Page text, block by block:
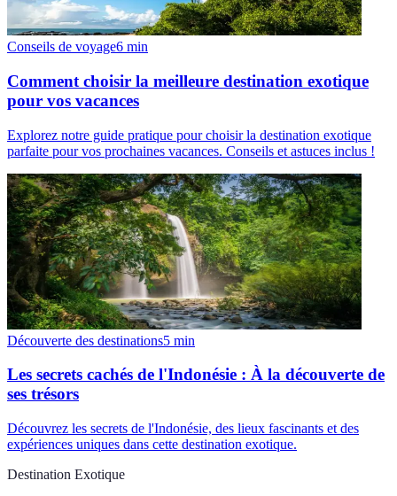
Conseils de voyage6 min
Comment choisir la meilleure destination exotique
pour vos vacances
Explorez notre guide pratique pour choisir la destination exotique
parfaite pour vos prochaines vacances. Conseils et astuces inclus !
Découverte des destinations5 min
Les secrets cachés de l'Indonésie : À la découverte de
ses trésors
Découvrez les secrets de l'Indonésie, des lieux fascinants et des
expériences uniques dans cette destination exotique.
Destination Exotique